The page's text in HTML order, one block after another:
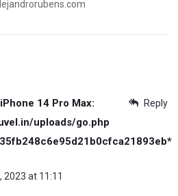
Reply
14 Pro Max:
uploads/go.php
2023 at 11:11